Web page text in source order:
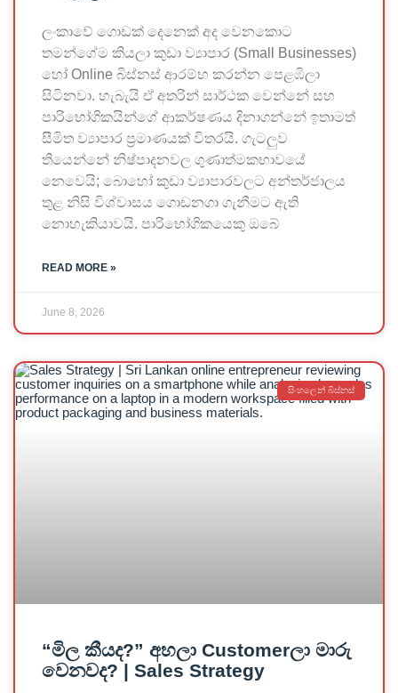
ලංකාවේ ගොඩක් දෙනෙක් අද වෙනකොට
තමන්ගේම කියලා කුඩා ව්‍යාපාර (Small Businesses)
හෝ Online බිස්නස් ආරම්භ කරන්න පෙළඹිලා
සිටිනවා. හැබැයි ඒ අතරින් සාර්ථක වෙන්නේ සහ
පාරිභෝගිකයින්ගේ ආකර්ෂණය දිනාගන්නේ ඉතාමත්
සීමිත ව්‍යාපාර ප්‍රමාණයක් විතරයි. ගැටලුව
තියෙන්නේ නිෂ්පාදනවල ගුණාත්මකභාවයේ
නෙවෙයි; බොහෝ කුඩා ව්‍යාපාරවලට අන්තර්ජාලය
තුළ නිසි විශ්වාසය ගොඩනගා ගැනීමට ඇති
නොහැකියාවයි. පාරිභෝගිකයෙකු ඔබේ
READ MORE »
June 8, 2026
සිංහලෙන් බිස්නස්
“මිල කීයද?” අහලා Customerලා මාරු
වෙනවද? | Sales Strategy